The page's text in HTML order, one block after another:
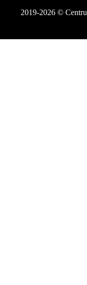
2019-2026 ©